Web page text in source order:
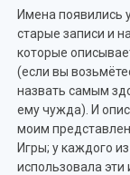
Имена появились
старые записи и
которые
(если вы
назвать самым
ему чужда). И
моим
Игры; у каждого
использовала эти